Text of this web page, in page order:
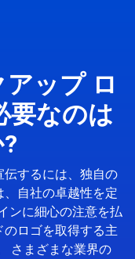
ップ ロ
要なのは
伝するには、独自の
、自社の卓越性を定
ンに細心の注意を払
ロゴを取得する主
さまざまな業界の